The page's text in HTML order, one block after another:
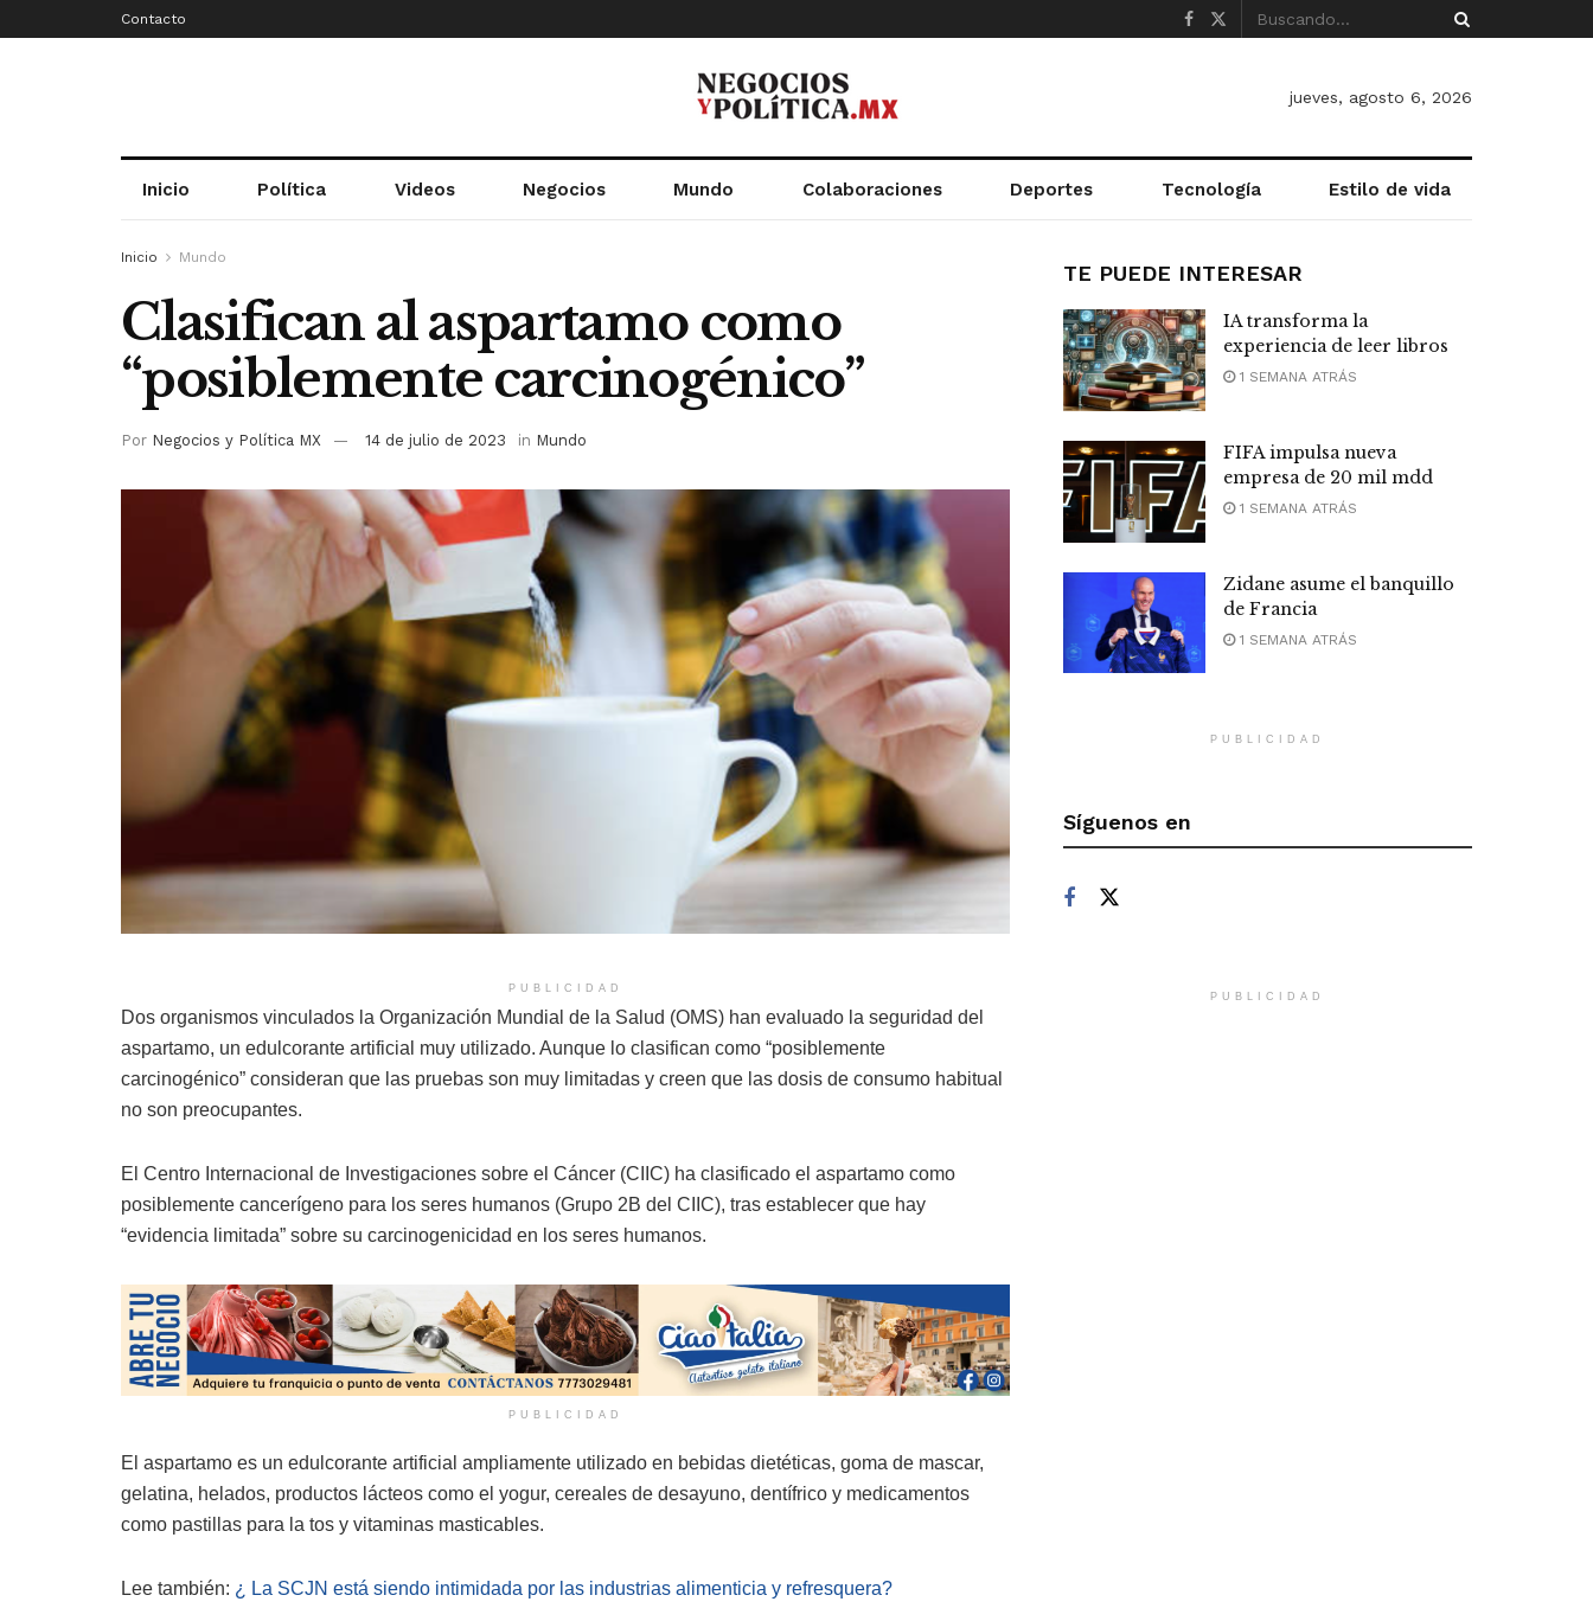
Contacto
jueves, agosto 6, 2026
Inicio Política Videos Negocios Mundo Colaboraciones Deportes Tecnología Estilo de vida
Inicio Mundo
Clasifican al aspartamo como
“posiblemente carcinogénico”
Por Negocios y Política MX 14 de julio de 2023 in Mundo
PUBLICIDAD
Dos organismos vinculados la Organización Mundial de la Salud (OMS) han evaluado la seguridad del
aspartamo, un edulcorante artificial muy utilizado. Aunque lo clasifican como “posiblemente
carcinogénico” consideran que las pruebas son muy limitadas y creen que las dosis de consumo habitual
no son preocupantes.
El Centro Internacional de Investigaciones sobre el Cáncer (CIIC) ha clasificado el aspartamo como
posiblemente cancerígeno para los seres humanos (Grupo 2B del CIIC), tras establecer que hay
“evidencia limitada” sobre su carcinogenicidad en los seres humanos.
PUBLICIDAD
El aspartamo es un edulcorante artificial ampliamente utilizado en bebidas dietéticas, goma de mascar,
gelatina, helados, productos lácteos como el yogur, cereales de desayuno, dentífrico y medicamentos
como pastillas para la tos y vitaminas masticables.
Lee también: ¿ La SCJN está siendo intimidada por las industrias alimenticia y refresquera?
TE PUEDE INTERESAR
IA transforma la
experiencia de leer libros
1 SEMANA ATRÁS
FIFA impulsa nueva
empresa de 20 mil mdd
1 SEMANA ATRÁS
Zidane asume el banquillo
de Francia
1 SEMANA ATRÁS
PUBLICIDAD
Síguenos en
PUBLICIDAD